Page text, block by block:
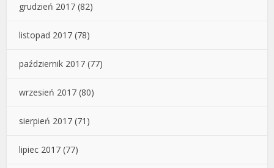
grudzień 2017 (82)
listopad 2017 (78)
październik 2017 (77)
wrzesień 2017 (80)
sierpień 2017 (71)
lipiec 2017 (77)